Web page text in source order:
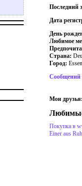
Последний
Дата
День
Любимое
Страна:
Город: Essen
Сообщений
Мои друзья:
Покупка в
Einer aus